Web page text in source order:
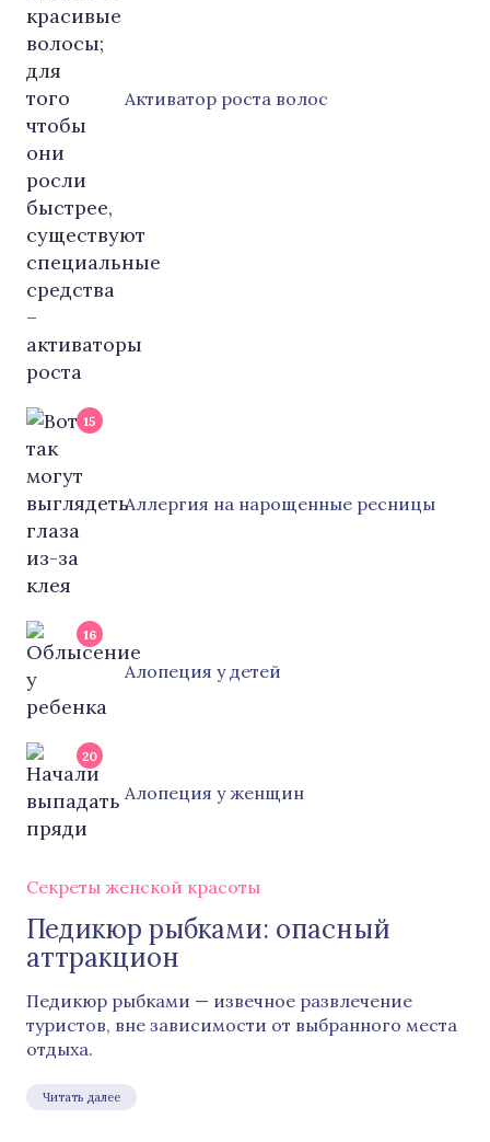
Активатор роста волос
15
Аллергия на нарощенные ресницы
16
Алопеция у детей
20
Алопеция у женщин
Секреты женской красоты
Педикюр рыбками: опасный
аттракцион
Педикюр рыбками — извечное развлечение
туристов, вне зависимости от выбранного места
отдыха.
Читать далее